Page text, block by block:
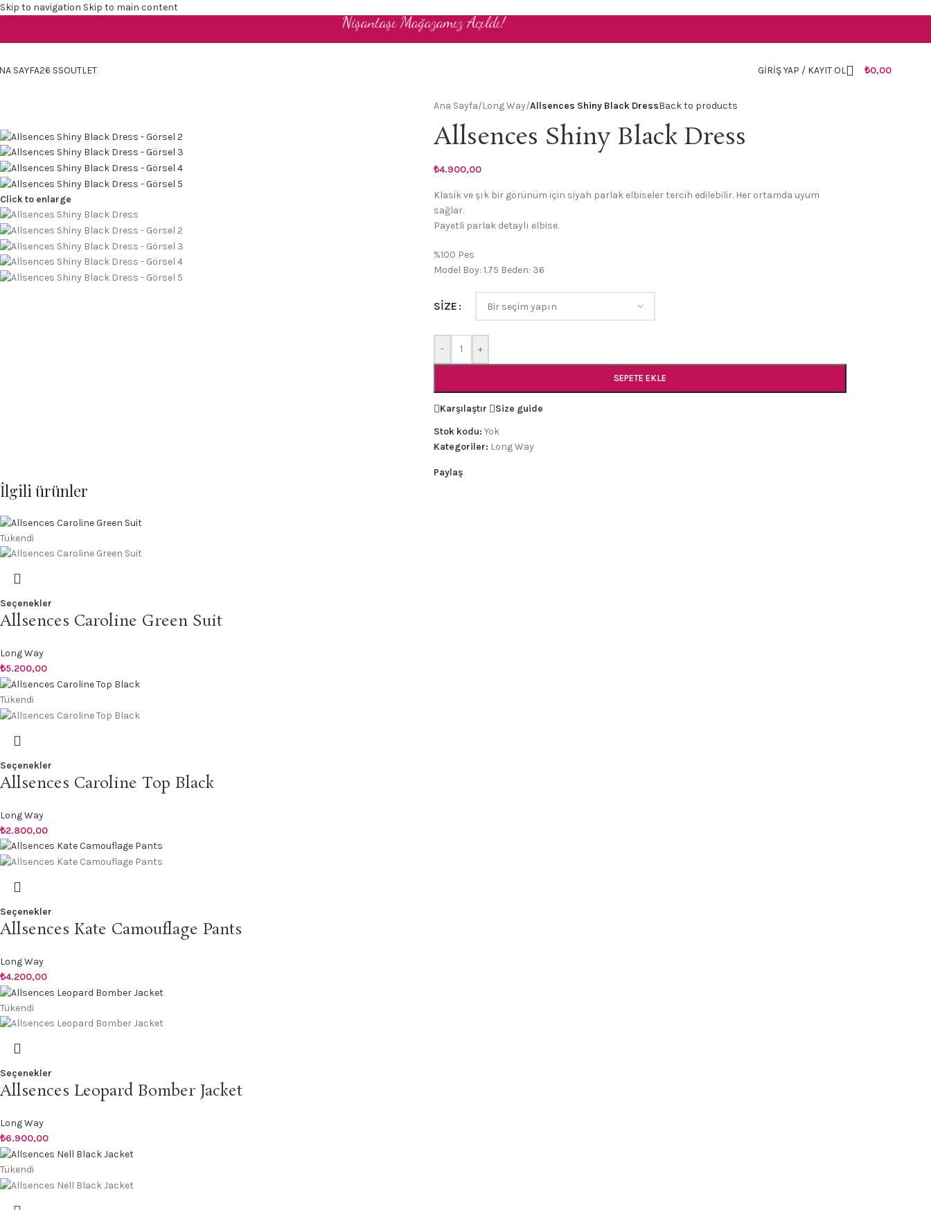
Skip to navigation Skip to main content
Nişantaşı Mağazamız Açıldı!
SAYFA26 SSOUTLET GIRIŞ YAP / KAYIT OL ₺0,00
Click to enlarge
Ana Sayfa/Long Way/Allsences Shiny Black DressBack to products
Allsences Shiny Black Dress
₺4.900,00
Klasik ve şık bir görünüm için siyah parlak elbiseler tercih edilebilir. Her ortamda uyum
sağlar.
Payetli parlak detaylı elbise.
%100 Pes
Model Boy: 1.75 Beden: 36
SIZE
- +
SEPETE EKLE
Karşılaştır
Size guide
Stok kodu: Yok
Kategoriler: Long Way
Paylaş
İlgili ürünler
Tükendi
Seçenekler
Allsences Caroline Green Suit
Long Way
₺5.200,00
Tükendi
Seçenekler
Allsences Caroline Top Black
Long Way
₺2.800,00
Seçenekler
Allsences Kate Camouflage Pants
Long Way
₺4.200,00
Tükendi
Seçenekler
Allsences Leopard Bomber Jacket
Long Way
₺6.900,00
Tükendi
TR